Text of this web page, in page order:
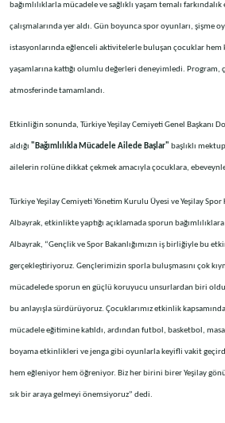
bağımlılıklarla mücadele ve sağlıklı yaşam temalı
çalışmalarında yer aldı. Gün boyunca spor oyunları, şişme
istasyonlarında eğlenceli aktivitelerle buluşan çocuklar
yaşamlarına kattığı olumlu değerleri deneyimledi.
atmosferinde tamamlandı.
Etkinliğin sonunda, Türkiye Yeşilay Cemiyeti Genel Başkanı
aldığı "Bağımlılıkla Mücadele Ailede Başlar" başlıklı
ailelerin rolüne dikkat çekmek amacıyla çocuklara,
Türkiye Yeşilay Cemiyeti Yönetim Kurulu Üyesi ve Yeşilay Spor
Albayrak, etkinlikte yaptığı açıklamada sporun
Albayrak, “Gençlik ve Spor Bakanlığımızın iş birliğiyle bu
gerçekleştiriyoruz. Gençlerimizin sporla buluşmasını çok
mücadelede sporun en güçlü koruyucu unsurlardan biri
bu anlayışla sürdürüyoruz. Çocuklarımız etkinlik
mücadele eğitimine katıldı, ardından futbol, basketbol,
boyama etkinlikleri ve jenga gibi oyunlarla keyifli vakit
hem eğleniyor hem öğreniyor. Biz her birini birer Yeşilay
sık bir araya gelmeyi önemsiyoruz” dedi.